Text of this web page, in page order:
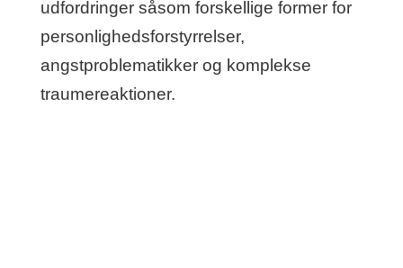
udfordringer såsom forskellige former for
personlighedsforstyrrelser,
angstproblematikker og komplekse
traumereaktioner.